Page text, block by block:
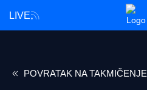
LIVE
POVRATAK NA TAKMIČENJE